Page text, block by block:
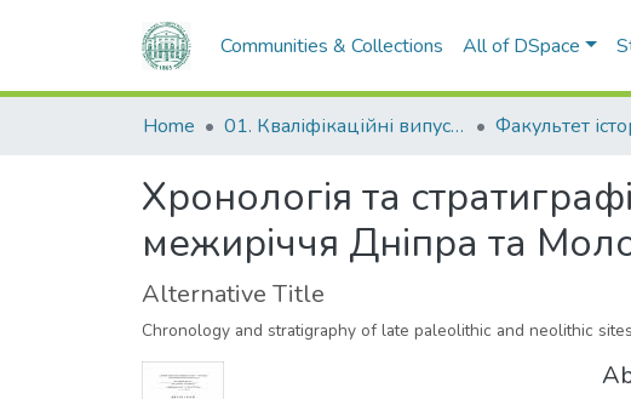
Communities & Collections All of DSpace
Home 01. Кваліфікаційні випускні роботи здобувачів вищої освіти
Хронологія та
межиріччя Дніпра та
Alternative Title
Chronology and stratigraphy of late paleolithic and neolithic